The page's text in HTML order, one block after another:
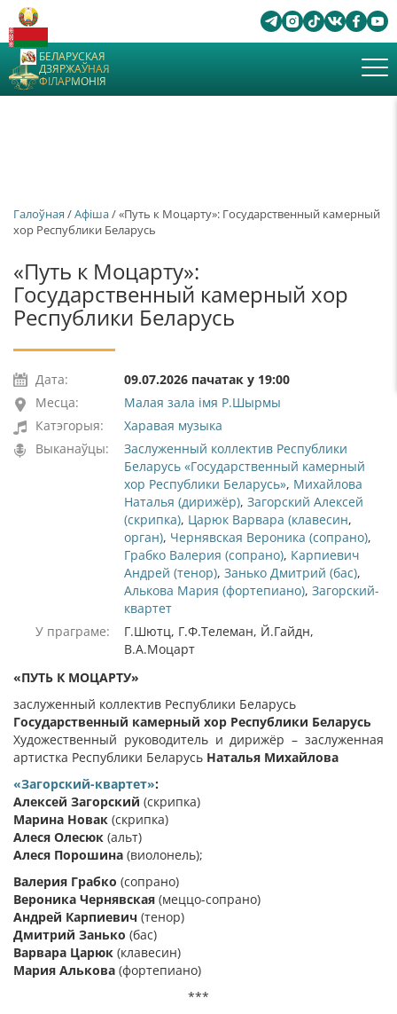
БЕЛАРУСКАЯ
ДЗЯРЖАЎНАЯ
ФІЛАРМОНІЯ
Галоўная /Афiша/ «Путь к Моцарту»: Государственный камерный
хор Республики Беларусь
«Путь к Моцарту»:
Государственный камерный хор
Республики Беларусь
Дата:
09.07.2026 пачатак у 19:00
Месца:
Малая зала імя Р.Шырмы
Катэгорыя:
Харавая музыка
Выканаўцы:
Заслуженный коллектив Республики
Беларусь «Государственный камерный
хор Республики Беларусь», Михайлова
Наталья (дирижёр), Загорский Алексей
(скрипка), Царюк Варвара (клавесин,
орган), Чернявская Вероника (сопрано),
Грабко Валерия (сопрано), Карпиевич
Андрей (тенор), Занько Дмитрий (бас),
Алькова Мария (фортепиано), Загорский-
квартет
У праграме:
Г.Шютц, Г.Ф.Телеман, Й.Гайдн,
В.А.Моцарт
«ПУТЬ К МОЦАРТУ»
заслуженный коллектив Республики Беларусь
Государственный камерный хор Республики Беларусь
Художественный руководитель и дирижёр – заслуженная
артистка Республики Беларусь Наталья Михайлова
«Загорский-квартет»:
Алексей Загорский (скрипка)
Марина Новак (скрипка)
Алеся Олесюк (альт)
Алеся Порошина (виолонель);
Валерия Грабко (сопрано)
Вероника Чернявская (меццо-сопрано)
Андрей Карпиевич (тенор)
Дмитрий Занько (бас)
Варвара Царюк (клавесин)
Мария Алькова (фортепиано)
***